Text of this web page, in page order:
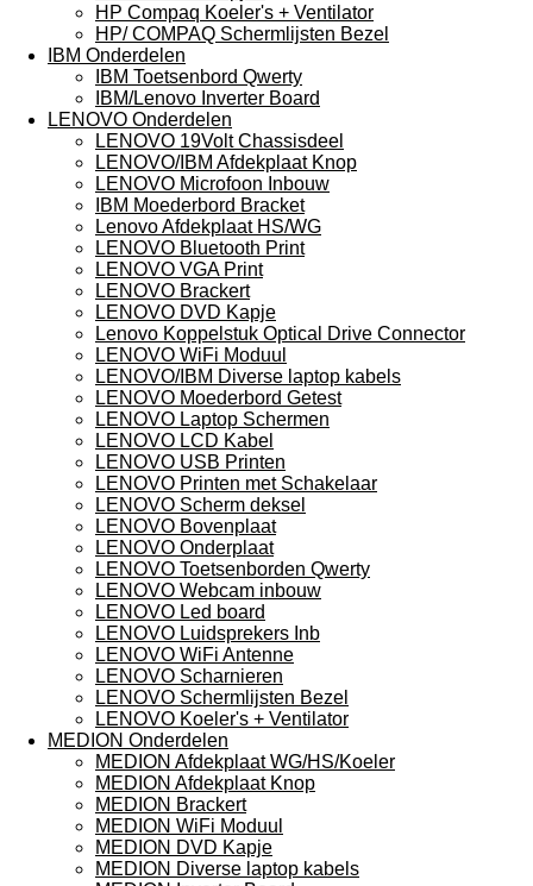
HP Compaq Koeler's + Ventilator
HP/ COMPAQ Schermlijsten Bezel
IBM Onderdelen
IBM Toetsenbord Qwerty
IBM/Lenovo Inverter Board
LENOVO Onderdelen
LENOVO 19Volt Chassisdeel
LENOVO/IBM Afdekplaat Knop
LENOVO Microfoon Inbouw
IBM Moederbord Bracket
Lenovo Afdekplaat HS/WG
LENOVO Bluetooth Print
LENOVO VGA Print
LENOVO Brackert
LENOVO DVD Kapje
Lenovo Koppelstuk Optical Drive Connector
LENOVO WiFi Moduul
LENOVO/IBM Diverse laptop kabels
LENOVO Moederbord Getest
LENOVO Laptop Schermen
LENOVO LCD Kabel
LENOVO USB Printen
LENOVO Printen met Schakelaar
LENOVO Scherm deksel
LENOVO Bovenplaat
LENOVO Onderplaat
LENOVO Toetsenborden Qwerty
LENOVO Webcam inbouw
LENOVO Led board
LENOVO Luidsprekers Inb
LENOVO WiFi Antenne
LENOVO Scharnieren
LENOVO Schermlijsten Bezel
LENOVO Koeler's + Ventilator
MEDION Onderdelen
MEDION Afdekplaat WG/HS/Koeler
MEDION Afdekplaat Knop
MEDION Brackert
MEDION WiFi Moduul
MEDION DVD Kapje
MEDION Diverse laptop kabels